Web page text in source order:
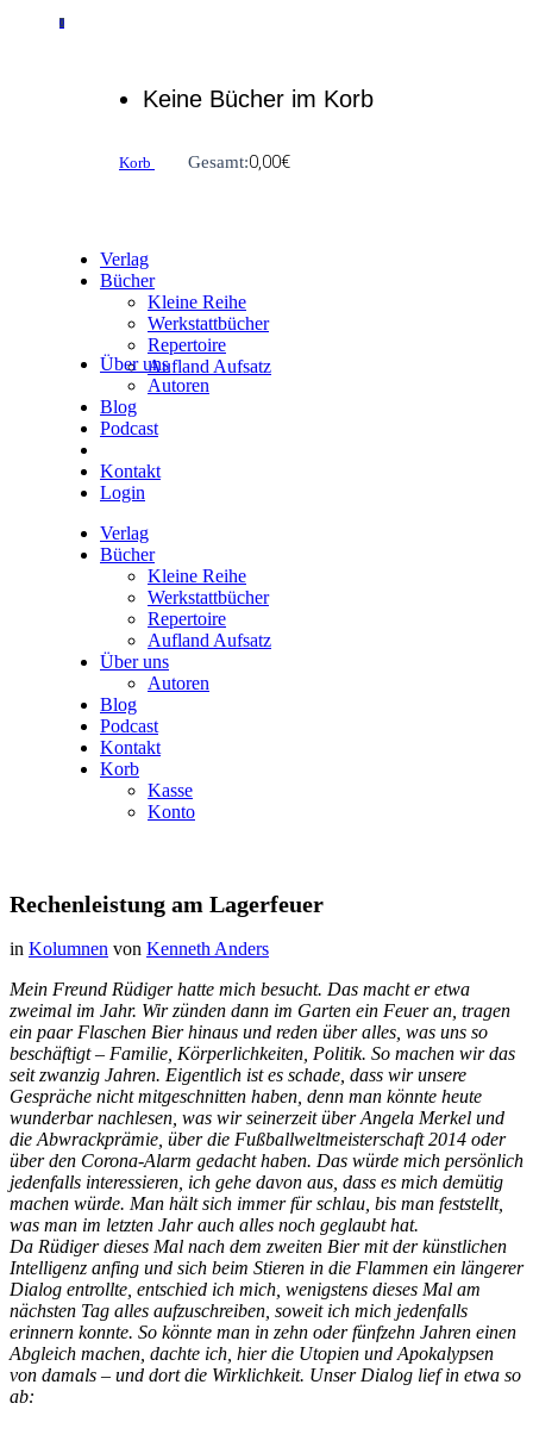
0
Keine Bücher im Korb
Korb Gesamt:0,00€
Verlag
Bücher
Kleine Reihe
Werkstattbücher
Repertoire
Aufland Aufsatz
Über uns
Autoren
Blog
Podcast
Kontakt
Login
Verlag
Bücher
Kleine Reihe
Werkstattbücher
Repertoire
Aufland Aufsatz
Über uns
Autoren
Blog
Podcast
Kontakt
Korb
Kasse
Konto
Rechenleistung am Lagerfeuer
in Kolumnen von Kenneth Anders
Mein Freund Rüdiger hatte mich besucht. Das macht er etwa
zweimal im Jahr. Wir zünden dann im Garten ein Feuer an, tragen
ein paar Flaschen Bier hinaus und reden über alles, was uns so
beschäftigt – Familie, Körperlichkeiten, Politik. So machen wir das
seit zwanzig Jahren. Eigentlich ist es schade, dass wir unsere
Gespräche nicht mitgeschnitten haben, denn man könnte heute
wunderbar nachlesen, was wir seinerzeit über Angela Merkel und
die Abwrackprämie, über die Fußballweltmeisterschaft 2014 oder
über den Corona-Alarm gedacht haben. Das würde mich persönlich
jedenfalls interessieren, ich gehe davon aus, dass es mich demütig
machen würde. Man hält sich immer für schlau, bis man feststellt,
was man im letzten Jahr auch alles noch geglaubt hat.
Da Rüdiger dieses Mal nach dem zweiten Bier mit der künstlichen
Intelligenz anfing und sich beim Stieren in die Flammen ein längerer
Dialog entrollte, entschied ich mich, wenigstens dieses Mal am
nächsten Tag alles aufzuschreiben, soweit ich mich jedenfalls
erinnern konnte. So könnte man in zehn oder fünfzehn Jahren einen
Abgleich machen, dachte ich, hier die Utopien und Apokalypsen
von damals – und dort die Wirklichkeit. Unser Dialog lief in etwa so
ab: